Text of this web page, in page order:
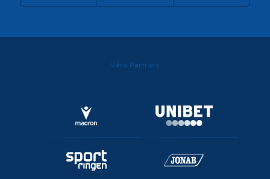
Våra Partners